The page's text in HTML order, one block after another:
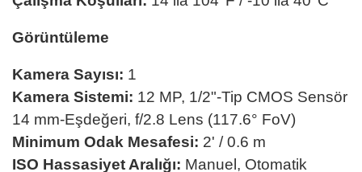
Görüntüleme
Kamera Sayısı: 1
Kamera Sistemi: 12 MP, 1/2"-Tip CMOS Sensör
14 mm-Eşdeğeri, f/2.8 Lens (117.6° FoV)
Minimum Odak Mesafesi: 2' / 0.6 m
ISO Hassasiyet Aralığı: Manuel, Otomatik